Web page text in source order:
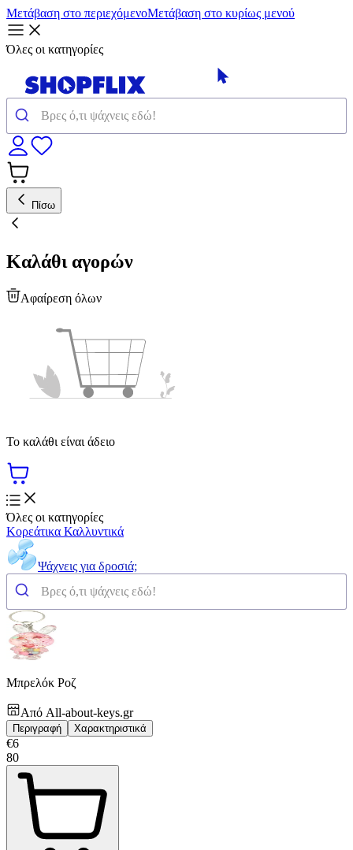
Μετάβαση στο περιεχόμενοΜετάβαση στο κυρίως μενού
Όλες οι κατηγορίες
Πίσω
Καλάθι αγορών
Αφαίρεση όλων
Το καλάθι είναι άδειο
Όλες οι κατηγορίες
Κορεάτικα Καλλυντικά
Ψάχνεις για δροσιά;
Μπρελόκ Ροζ
Από All-about-keys.gr
Περιγραφή Χαρακτηριστικά
€6
80